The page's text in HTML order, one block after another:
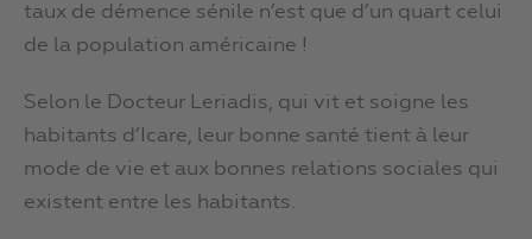
taux de démence sénile n’est que d’un quart celui
de la population américaine !
Selon le Docteur Leriadis, qui vit et soigne les
habitants d’Icare, leur bonne santé tient à leur
mode de vie et aux bonnes relations sociales qui
existent entre les habitants.